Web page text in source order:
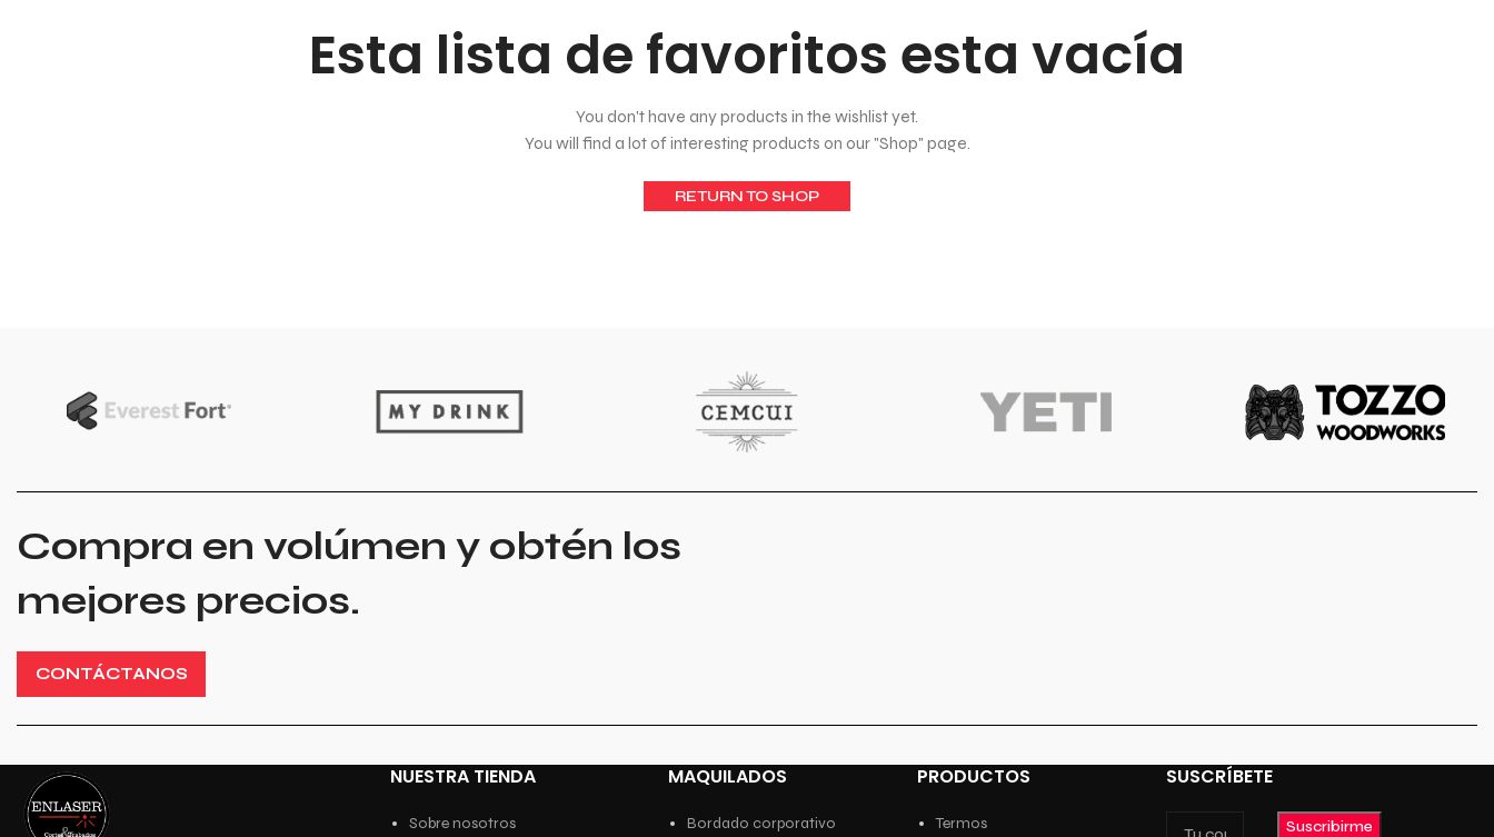
Esta lista de favoritos esta vacía
You don't have any products in the wishlist yet.
You will find a lot of interesting products on our "Shop" page.
RETURN TO SHOP
Compra en volúmen y obtén los
mejores precios.
CONTÁCTANOS
NUESTRA TIENDA
Sobre nosotros
MAQUILADOS
Bordado corporativo
PRODUCTOS
Termos
SUSCRÍBETE